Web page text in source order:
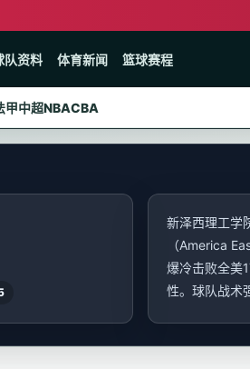
队资料 体育新闻 篮球赛程
甲中超NBACBA
新泽西理工学
（America
爆冷击败全美
性。球队战术